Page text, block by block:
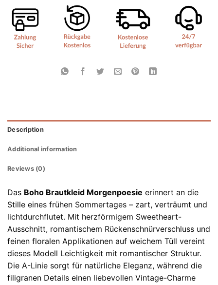
Description
Additional information
Reviews (0)
Das Boho Brautkleid Morgenpoesie erinnert an die
Stille eines frühen Sommertages – zart, verträumt und
lichtdurchflutet. Mit herzförmigem Sweetheart-
Ausschnitt, romantischem Rückenschnürverschluss und
feinen floralen Applikationen auf weichem Tüll vereint
dieses Modell Leichtigkeit mit romantischer Struktur.
Die A-Linie sorgt für natürliche Eleganz, während die
filigranen Details einen liebevollen Vintage-Charme